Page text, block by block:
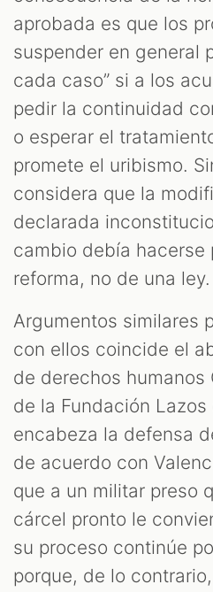
aprobada es que los
suspender en general
cada caso” si a los
pedir la continuidad
o esperar el
promete el uribismo.
considera que la
declarada
cambio debía hacerse
reforma, no de una ley.
Argumentos similares
con ellos coincide el
de derechos humanos
de la Fundación
encabeza la defensa
de acuerdo con
que a un militar preso
cárcel pronto le
su proceso continúe
porque, de lo